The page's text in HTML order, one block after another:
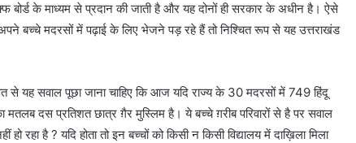
बोर्ड के माध्यम से प्रदान की जाती है और यह दोनों ही सरकार के अधीन है। ऐसे
अपने बच्चे मदरसों में पढ़ाई के लिए भेजने पड़ रहे हैं तो निश्चित रूप से यह उत्तराखंड
से यह सवाल पूछा जाना चाहिए कि आज यदि राज्य के 30 मदरसों में 749 हिंदू
दस प्रतिशत छात्र ग़ैर मुस्लिम है। ये बच्चे ग़रीब परिवारों से है पर सवाल
रहा है ? यदि होता तो इन बच्चों को किसी न किसी विद्यालय में दाख़िला मिला